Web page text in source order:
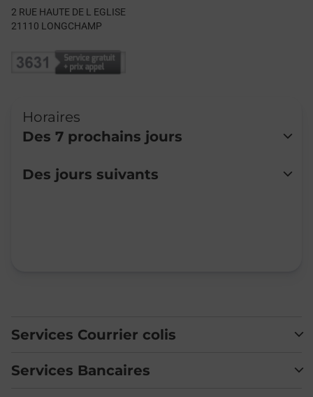
2 RUE HAUTE DE L EGLISE
21110 LONGCHAMP
Horaires
Des 7 prochains jours
Lundi
Fermé
Des jours suivants
Services Courrier colis
Services Bancaires